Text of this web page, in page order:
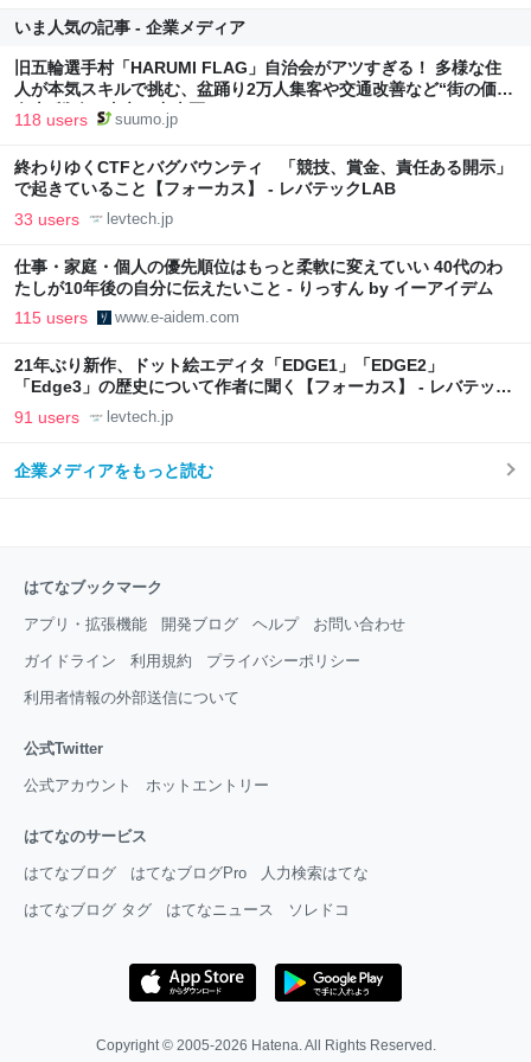
いま人気の記事 - 企業メディア
旧五輪選手村「HARUMI FLAG」自治会がアツすぎる！ 多様な住
人が本気スキルで挑む、盆踊り2万人集客や交通改善など“街の価値
向上”戦略 東京・中央区
118 users suumo.jp
終わりゆくCTFとバグバウンティ 「競技、賞金、責任ある開示」
で起きていること【フォーカス】 - レバテックLAB
33 users levtech.jp
仕事・家庭・個人の優先順位はもっと柔軟に変えていい 40代のわ
たしが10年後の自分に伝えたいこと - りっすん by イーアイデム
115 users www.e-aidem.com
21年ぶり新作、ドット絵エディタ「EDGE1」「EDGE2」
「Edge3」の歴史について作者に聞く【フォーカス】 - レバテック
LAB
91 users levtech.jp
企業メディアをもっと読む
はてなブックマーク
アプリ・拡張機能 開発ブログ ヘルプ お問い合わせ
ガイドライン 利用規約 プライバシーポリシー
利用者情報の外部送信について
公式Twitter
公式アカウント ホットエントリー
はてなのサービス
はてなブログ はてなブログPro 人力検索はてな
はてなブログ タグ はてなニュース ソレドコ
Copyright © 2005-2026 Hatena. All Rights Reserved.